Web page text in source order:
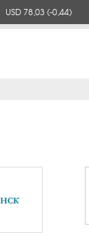
USD 78,03 (-0,44)